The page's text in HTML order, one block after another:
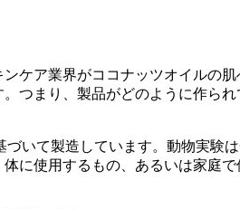
ケア業界がココナッツオイルの
つまり、製品がどのように作ら
いて製造しています。動物実験
に使用するもの、あるいは家庭